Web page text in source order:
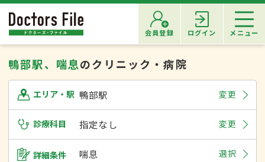
会員登録 ログイン メニュー
鴨部駅、喘息のクリニック・病院
エリア・駅 鴨部駅 変更
診療科目 指定なし 変更
詳細条件 喘息 選択